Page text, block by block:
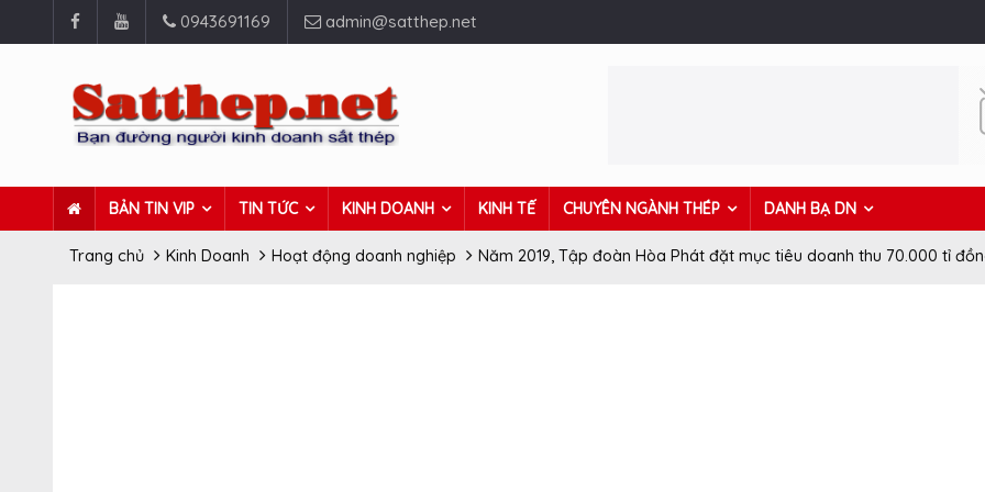
0943691169 admin@satthep.net
BẢN TIN VIP TIN TỨC KINH DOANH KINH TẾ CHUYÊN NGÀNH THÉP DANH BẠ DN
Trang chủ Kinh Doanh Hoạt động doanh nghiệp Năm 2019, Tập đoàn Hòa Phát đặt mục tiêu doanh thu 70.000 tỉ